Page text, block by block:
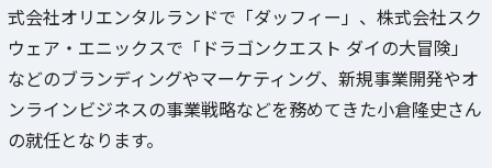
式会社オリエンタルランドで「ダッフィー」、株式会社スク
ウェア・エニックスで「ドラゴンクエスト ダイの大冒険」
などのブランディングやマーケティング、新規事業開発やオ
ンラインビジネスの事業戦略などを務めてきた小倉隆史さん
の就任となります。